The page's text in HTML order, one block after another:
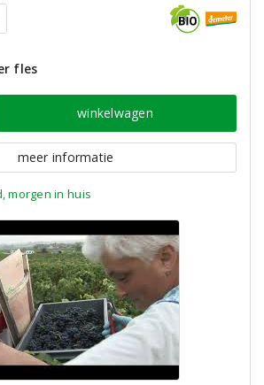
fles
winkelwagen
meer informatie
morgen in huis